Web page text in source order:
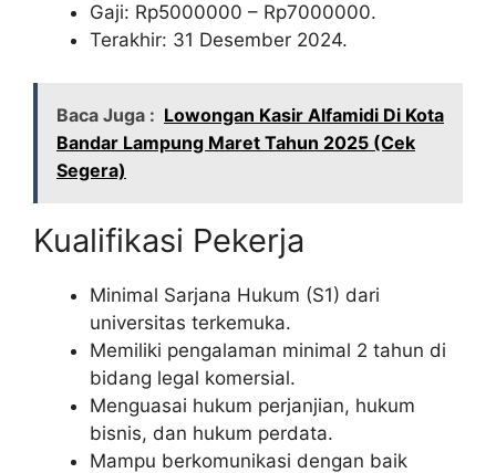
Gaji: Rp5000000 – Rp7000000.
Terakhir: 31 Desember 2024.
Baca Juga : Lowongan Kasir Alfamidi Di Kota
Bandar Lampung Maret Tahun 2025 (Cek
Segera)
Kualifikasi Pekerja
Minimal Sarjana Hukum (S1) dari
universitas terkemuka.
Memiliki pengalaman minimal 2 tahun di
bidang legal komersial.
Menguasai hukum perjanjian, hukum
bisnis, dan hukum perdata.
Mampu berkomunikasi dengan baik